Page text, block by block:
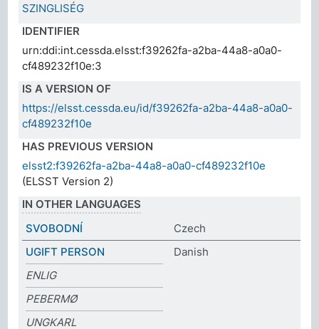
SZINGLISÉG
IDENTIFIER
urn:ddi:int.cessda.elsst:f39262fa-a2ba-44a8-a0a0-
cf489232f10e:3
IS A VERSION OF
https://elsst.cessda.eu/id/f39262fa-a2ba-44a8-a0a0-
cf489232f10e
HAS PREVIOUS VERSION
elsst2:f39262fa-a2ba-44a8-a0a0-cf489232f10e
(ELSST Version 2)
IN OTHER LANGUAGES
SVOBODNÍ
Czech
UGIFT PERSON
Danish
ENLIG
PEBERMØ
UNGKARL